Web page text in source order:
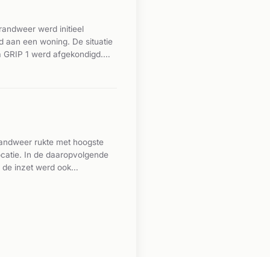
werd initieel
aan een woning. De situatie
1 werd afgekondigd.
rukte met hoogste
In de daaropvolgende
inzet werd ook